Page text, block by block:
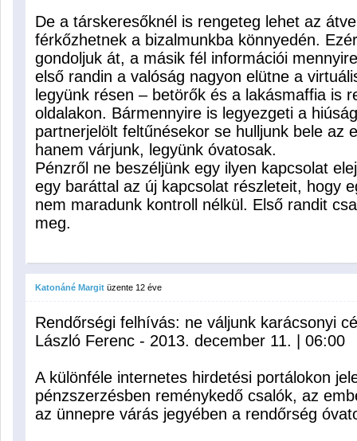
De a társkeresőknél is rengeteg lehet az
férkőzhetnek a bizalmunkba könnyedén.
gondoljuk át, a másik fél információi
első randin a valóság nagyon elütne a
legyünk résen – betörők és a lakásmaffia is
oldalakon. Bármennyire is legyezgeti a
partnerjelölt feltűnésekor se hulljunk bele az
hanem várjunk, legyünk óvatosak.
Pénzről ne beszéljünk egy ilyen kapcsolat
egy baráttal az új kapcsolat részleteit, hogy
nem maradunk kontroll nélkül. Első randit
meg.
Katonáné Margit üzente 12 éve
Rendőrségi felhívás: ne váljunk karácsonyi
László Ferenc - 2013. december 11. | 06:00
A különféle internetes hirdetési portálokon
pénzszerzésben reménykedő csalók, az
az ünnepre várás jegyében a rendőrség